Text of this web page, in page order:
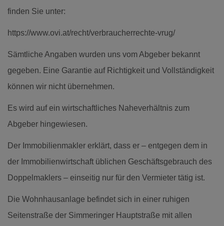
finden Sie unter:
https://www.ovi.at/recht/verbraucherrechte-vrug/
Sämtliche Angaben wurden uns vom Abgeber bekannt
gegeben. Eine Garantie auf Richtigkeit und Vollständigkeit
können wir nicht übernehmen.
Es wird auf ein wirtschaftliches Naheverhältnis zum
Abgeber hingewiesen.
Der Immobilienmakler erklärt, dass er – entgegen dem in
der Immobilienwirtschaft üblichen Geschäftsgebrauch des
Doppelmaklers – einseitig nur für den Vermieter tätig ist.
Die Wohnhausanlage befindet sich in einer ruhigen
Seitenstraße der Simmeringer Hauptstraße mit allen